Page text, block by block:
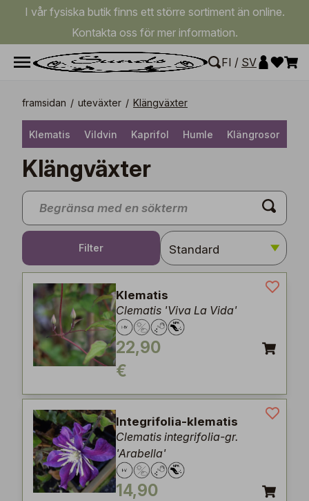
I vår fysiska butik finns ett större sortiment än online.
Kontakta oss för mer information.
FI / SV
framsidan / uteväxter / Klängväxter
Klematis Vildvin Kaprifol Humle Klängrosor
Klängväxter
Filter
Klematis
Clematis 'Viva La Vida'
22,90
€
Integrifolia-klematis
Clematis integrifolia-gr.
'Arabella'
14,90